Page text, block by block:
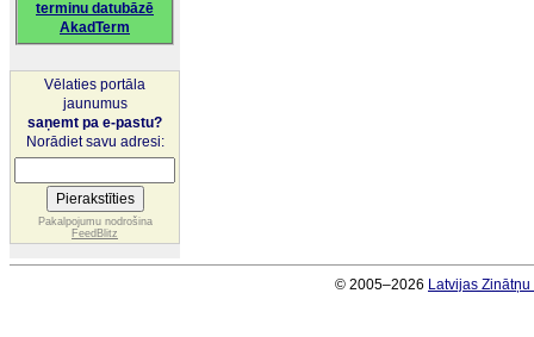
terminu datubāzē
AkadTerm
Vēlaties portāla
jaunumus
saņemt pa e-pastu?
Norādiet savu adresi:
Pakalpojumu nodrošina
FeedBlitz
© 2005–2026 Latvijas